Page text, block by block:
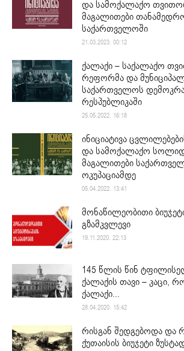
და სამოქალაქო
მაგალითები
საქართველოში
21.03.2023. 00:12
ქალაქი – საქალაქო
რეფორმა და
საქართველოს
რესპუბლიკაში
25.05.2022. 16:18
ინიციატივა
და სამოქალაქო
მაგალითები
ოკუპაციამდე
05.04.2022. 13:41
მონაწილეობითი
გზამკვლევი
19.11.2020. 22:13
145 წლის წინ
ქალაქის თავი – კაცი,
ქალაქი...
28.04.2020. 15:42
რისგან შედგებოდა და
ქუთაისის ბიუჯეტი